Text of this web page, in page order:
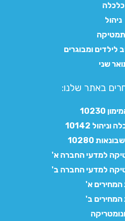
כלכלה
ניהול
לילדים ומבוגרים
שני
באתר שלנו:​
10230
10142
10280
למדעי החברה א'
למדעי החברה ב'
המחירים א'
המחירים ב'